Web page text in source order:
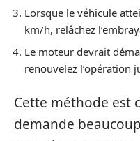
Lorsque le véhicule
km/h, relâchez
Le moteur devrait
renouvelez l’opération
Cette méthode est
demande